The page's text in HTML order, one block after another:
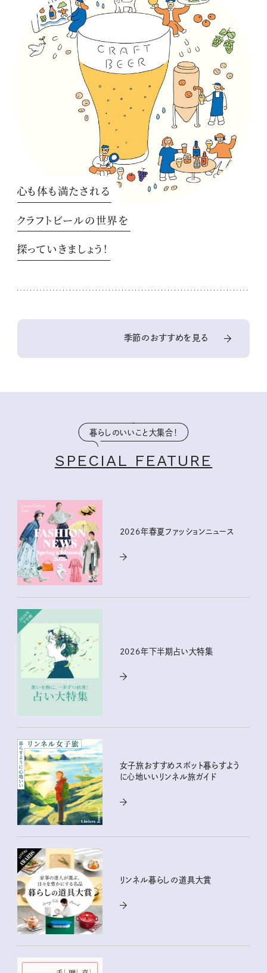
心も体も満たされる
クラフトビールの世界を
探っていきましょう！
季節のおすすめを見る
暮らしのいいこと大集合！
SPECIAL FEATURE
2026年春夏ファッションニュース
2026年下半期占い大特集
女子旅おすすめスポット暮らすよう
に心地いいリンネル旅ガイド
リンネル暮らしの道具大賞